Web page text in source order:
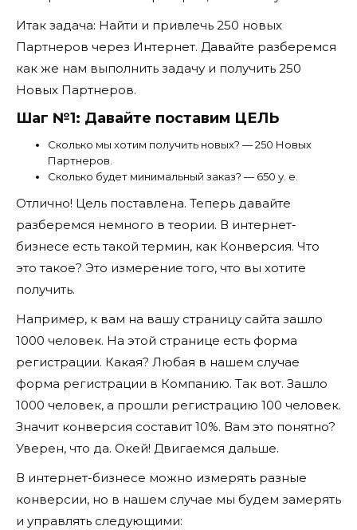
Итак задача: Найти и привлечь 250 новых
Партнеров через Интернет. Давайте разберемся
как же нам выполнить задачу и получить 250
Новых Партнеров.
Шаг №1: Давайте поставим ЦЕЛЬ
Сколько мы хотим получить новых? — 250 Новых
Партнеров.
Сколько будет минимальный заказ? — 650 у. е.
Отлично! Цель поставлена. Теперь давайте
разберемся немного в теории. В интернет-
бизнесе есть такой термин, как Конверсия. Что
это такое? Это измерение того, что вы хотите
получить.
Например, к вам на вашу страницу сайта зашло
1000 человек. На этой странице есть форма
регистрации. Какая? Любая в нашем случае
форма регистрации в Компанию. Так вот. Зашло
1000 человек, а прошли регистрацию 100 человек.
Значит конверсия составит 10%. Вам это понятно?
Уверен, что да. Окей! Двигаемся дальше.
В интернет-бизнесе можно измерять разные
конверсии, но в нашем случае мы будем замерять
и управлять следующими: